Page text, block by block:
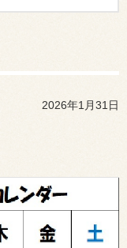
2026年1月31日